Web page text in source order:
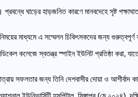
ঘাড়ের হাড়জনিত কারণে মানবদেহে সৃষ্ট পক্ষাঘাত
মাধ্যমে এ সম্মেলন চিকিৎসকদের জন্য
কলেজে স্বতন্ত্র স্পাইন ইউনিট প্রতিষ্ঠা করা,
সফলতার জন্য তিনি দেশবাসীর দোয়া ও আশীর্বাদ